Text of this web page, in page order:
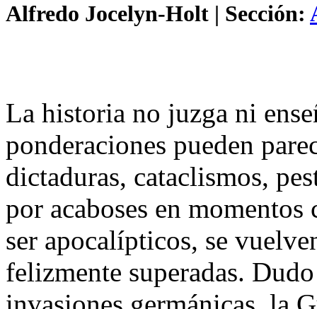
Alfredo Jocelyn-Holt | Sección:
La historia no juzga ni
ponderaciones pueden
dictaduras, cataclismos,
por acaboses en
ser apocalípticos, se
felizmente superadas.